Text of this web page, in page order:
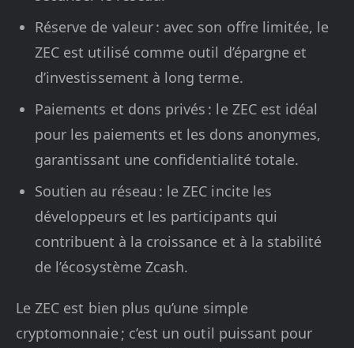
Réserve de valeur : avec son offre limitée, le
ZEC est utilisé comme outil d’épargne et
d’investissement à long terme.
Paiements et dons privés : le ZEC est idéal
pour les paiements et les dons anonymes,
garantissant une confidentialité totale.
Soutien au réseau : le ZEC incite les
développeurs et les participants qui
contribuent à la croissance et à la stabilité
de l’écosystème Zcash.
Le ZEC est bien plus qu’une simple
cryptomonnaie ; c’est un outil puissant pour